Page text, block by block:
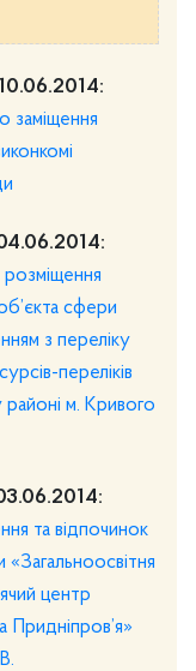
заміщення
розміщення
сфери
з переліку
переліків
районі м. Кривого
та відпочинок
центр
Придніпров’я»